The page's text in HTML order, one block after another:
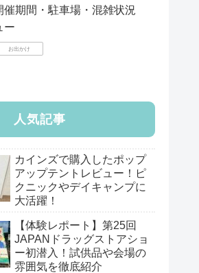
催期間・駐車場・混雑状況
ー
お出かけ
人気記事
カインズで購入したポップ
アップテントレビュー！ピ
クニックやデイキャンプに
大活躍！
【体験レポート】第25回
JAPANドラッグストアショ
ー初潜入！試供品や会場の
雰囲気を徹底紹介